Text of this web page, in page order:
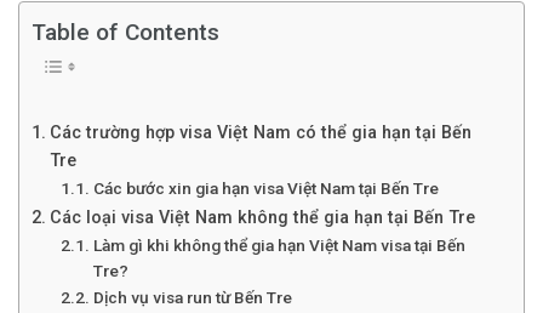
Table of Contents
Các trường hợp visa Việt Nam có thể gia hạn tại Bến
Tre
Các bước xin gia hạn visa Việt Nam tại Bến Tre
Các loại visa Việt Nam không thể gia hạn tại Bến Tre
Làm gì khi không thể gia hạn Việt Nam visa tại Bến
Tre?
Dịch vụ visa run từ Bến Tre